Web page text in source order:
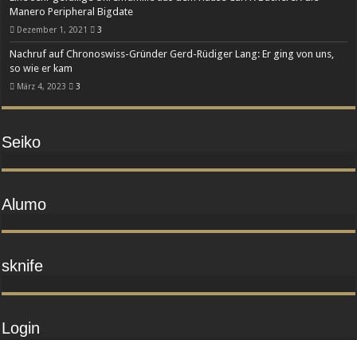
Manero Peripheral Bigdate
Dezember 1, 2021 3
Nachruf auf Chronoswiss-Gründer Gerd-Rüdiger Lang: Er ging von uns,
so wie er kam
März 4, 2023 3
Seiko
Alumo
sknife
Login